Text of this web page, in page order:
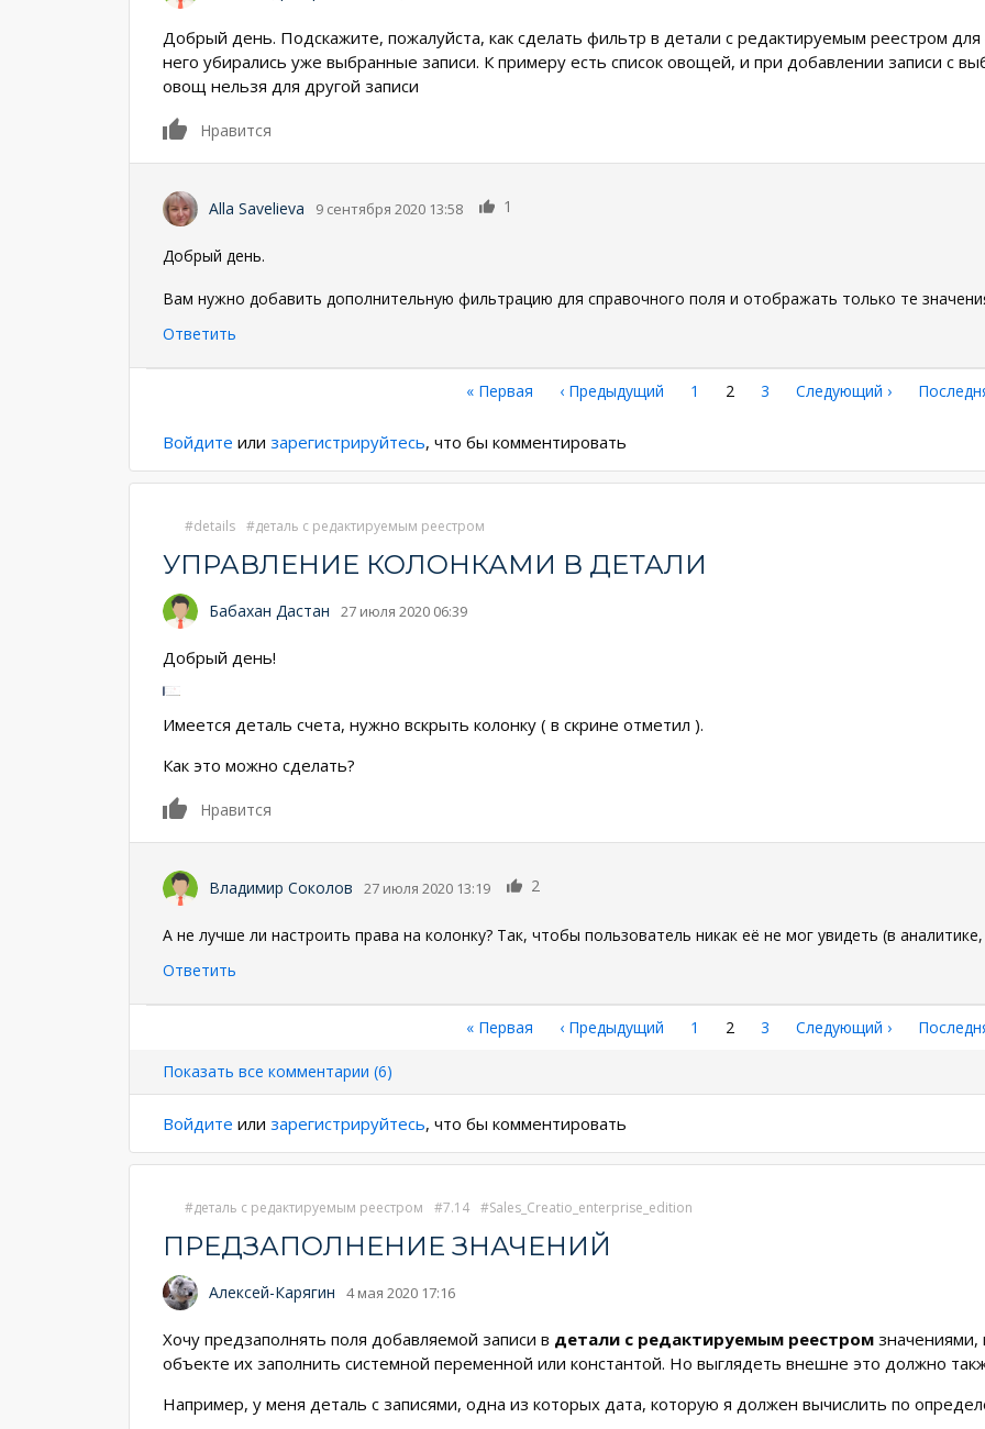
Добрый день. Подскажите, пожалуйста, как сделать фильтр в детали с редактируемым реестром
него убирались уже выбранные записи. К примеру есть список овощей, и при добавлении записи с
овощ нельзя для другой записи
0
Нравится
Alla Savelieva 9 сентября 2020 13:58 1
Добрый день.
Вам нужно добавить дополнительную фильтрацию для справочного поля и отображать только те
Ответить
Первая
« Первая ←
‹ Предыдущий Страница
1
Текущая
2 Страница
3
Следующая
Следующий ›
Войдите или зарегистрируйтесь, что бы комментировать
details деталь с редактируемым реестром
УПРАВЛЕНИЕ КОЛОНКАМИ В ДЕТАЛИ
Бабахан Дастан 27 июля 2020 06:39
Добрый день!
Имеется деталь счета, нужно вскрыть колонку ( в скрине отметил ).
Как это можно сделать?
0
Нравится
Владимир Соколов 27 июля 2020 13:19 2
А не лучше ли настроить права на колонку? Так, чтобы пользователь никак её не мог увидеть (в
Ответить
страниц
Первая
« Первая ←
‹ Предыдущий Страница
1
Текущая
2 Страница
3
Следующая
Следующий ›
Показать все комментарии (6)
Войдите или зарегистрируйтесь, что бы комментировать
деталь с редактируемым реестром 7.14 Sales_Creatio_enterprise_edition
ПРЕДЗАПОЛНЕНИЕ ЗНАЧЕНИЙ
Алексей-Карягин 4 мая 2020 17:16
Хочу предзаполнять поля добавляемой записи в детали с редактируемым реестром значениями,
объекте их заполнить системной переменной или константой. Но выглядеть внешне это должно
Например, у меня деталь с записями, одна из которых дата, которую я должен вычислить по